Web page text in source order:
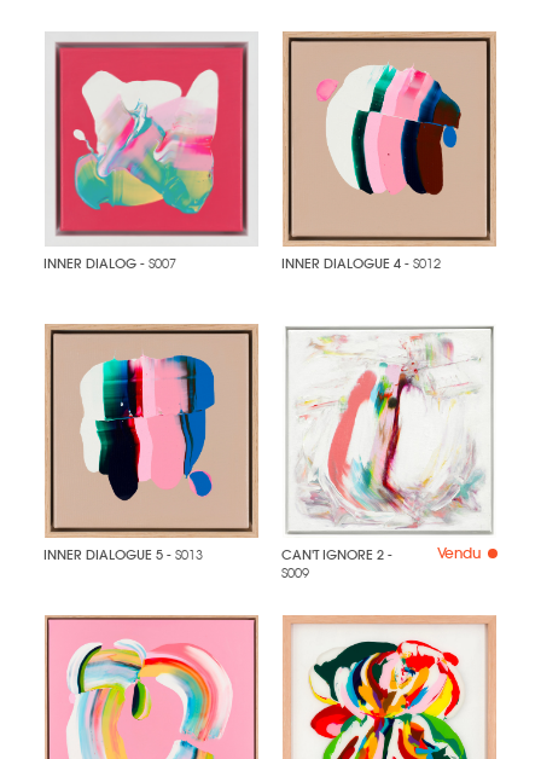
INNER DIALOG - S007 INNER DIALOGUE 4 - S012
INNER DIALOGUE 5 - S013 CAN'T IGNORE 2 -
S009
Vendu